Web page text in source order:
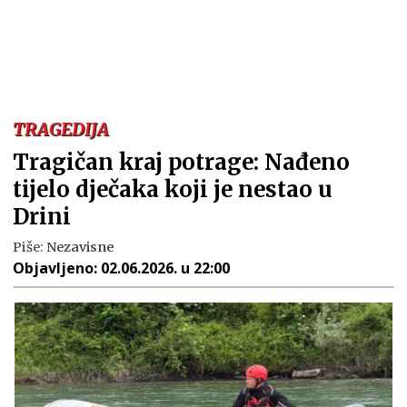
TRAGEDIJA
Tragičan kraj potrage: Nađeno
tijelo dječaka koji je nestao u
Drini
Piše: Nezavisne
Objavljeno: 02.06.2026. u 22:00